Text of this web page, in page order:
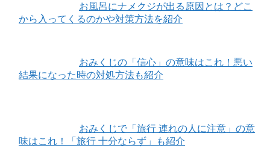
お風呂にナメクジが出る原因とは？どこ
から入ってくるのかや対策方法を紹介
おみくじの「信心」の意味はこれ！悪い
結果になった時の対処方法も紹介
おみくじで「旅行 連れの人に注意」の意
味はこれ！「旅行 十分ならず」も紹介